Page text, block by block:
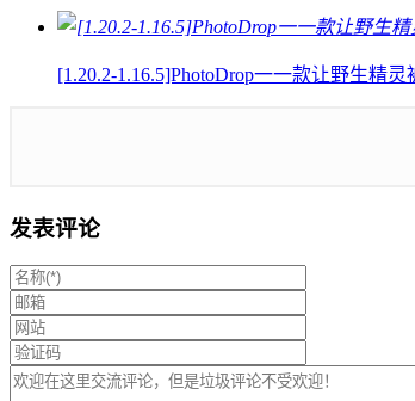
[1.20.2-1.16.5]PhotoDrop一一款让野生精
发表评论